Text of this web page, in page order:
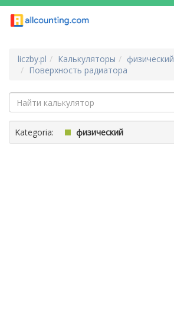
liczby.pl Калькуляторы
физический
Поверхность радиатора
Kategoria: физический